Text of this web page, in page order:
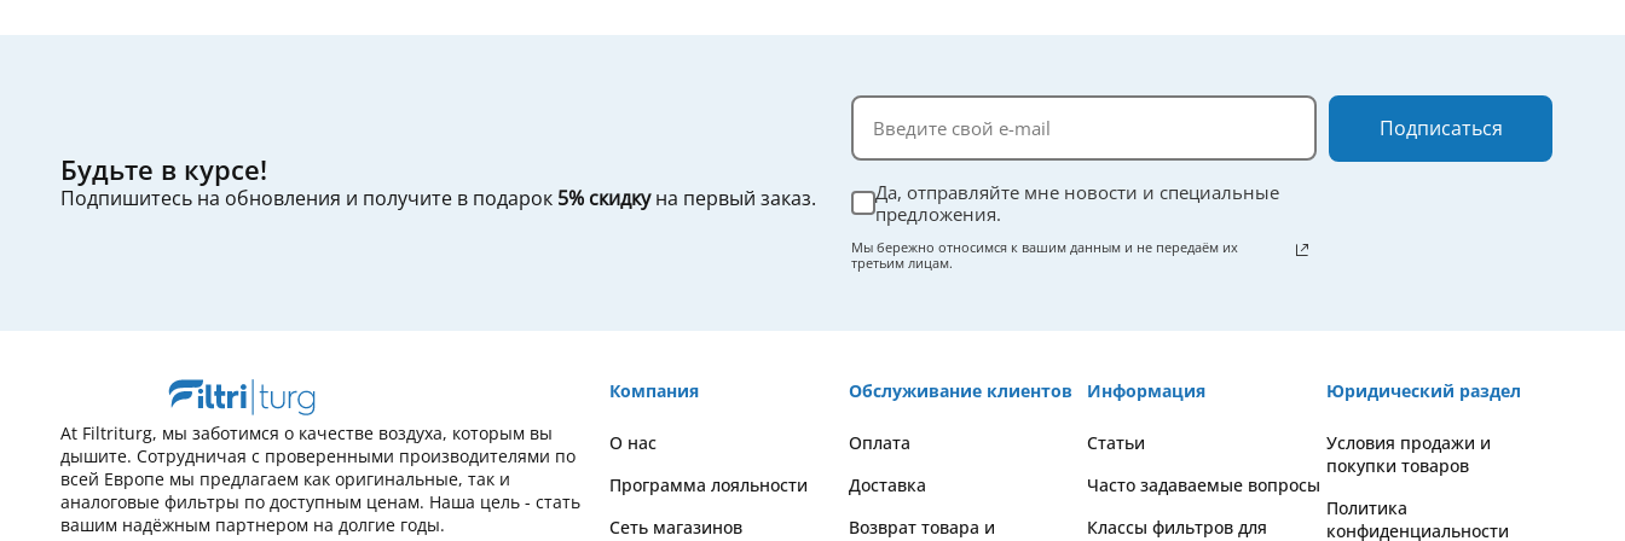
Будьте в курсе!
Подпишитесь на обновления и получите в подарок 5% скидкуна первый заказ.
Да, отправляйте мне новости и специальные
предложения.
Мы бережно относимся к вашим данным и не передаём их
третьим лицам.
Подписаться
At Filtriturg, мы заботимся о качестве воздуха, которым вы
дышите. Сотрудничая с проверенными производителями по
всей Европе мы предлагаем как оригинальные, так и
аналоговые фильтры по доступным ценам. Наша цель - стать
вашим надёжным партнером на долгие годы.
Компания
О нас
Программа лояльности
Сеть магазинов
Обслуживание клиентов
Оплата
Доставка
Возврат товара и
Информация
Статьи
Часто задаваемые вопросы
Классы фильтров для
Юридический раздел
Условия продажи и
покупки товаров
Политика
конфиденциальности